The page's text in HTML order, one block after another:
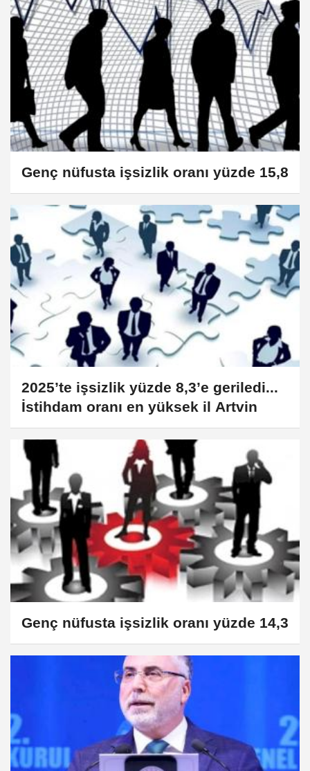
Genç nüfusta işsizlik oranı yüzde 15,8
2025’te işsizlik yüzde 8,3’e geriledi...
İstihdam oranı en yüksek il Artvin
Genç nüfusta işsizlik oranı yüzde 14,3